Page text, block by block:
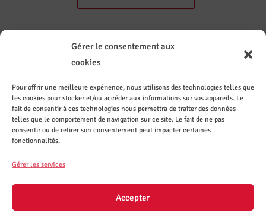
Gérer le consentement aux
cookies
Pour offrir une meilleure expérience, nous utilisons des technologies telles que
les cookies pour stocker et/ou accéder aux informations sur vos appareils. Le
fait de consentir à ces technologies nous permettra de traiter des données
telles que le comportement de navigation sur ce site. Le fait de ne pas
consentir ou de retirer son consentement peut impacter certaines
fonctionnalités.
Gérer les services
Accepter
Contact
ez le
CASI de
Nantes
Sur les
réseaux
sociaux
Recevez
les
actuali
tés par
mail
mailing-
Le CASI
recrute